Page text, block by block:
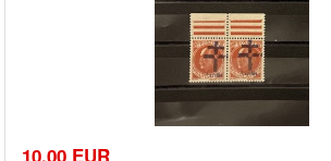
10,00 EUR